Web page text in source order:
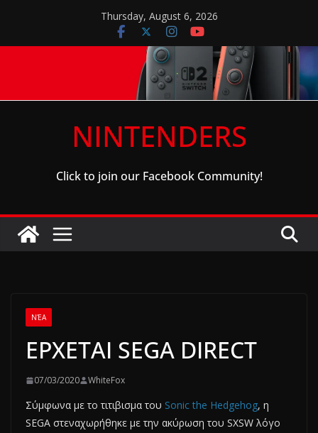
content
Thursday, August 6, 2026
NINTENDERS
Click to join our Facebook Community!
ΝΈΑ
ΕΡΧΕΤΑΙ SEGA DIRECT
07/03/2020 WhiteFox
Σύμφωνα με το τιτιβισμα του Sonic the Hedgehog, η
SEGA στεναχωρήθηκε με την ακύρωση του SXSW λόγο